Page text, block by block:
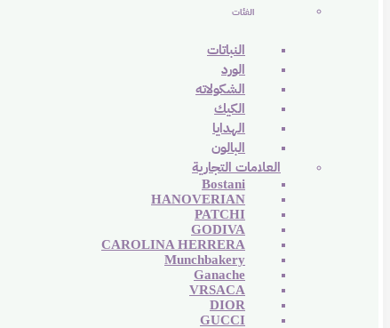
الفئات
النباتات
الورد
الشكولاته
الكيك
الهدايا
البالون
العلامات التجارية
Bostani
HANOVERIAN
PATCHI
GODIVA
CAROLINA HERRERA
Munchbakery
Ganache
VRSACA
DIOR
GUCCI